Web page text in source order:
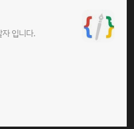
입니다.